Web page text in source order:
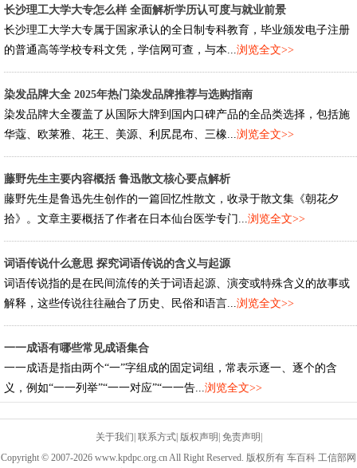
长沙理工大学大专怎么样 全面解析学历认可度与就业前景
长沙理工大学大专属于国家承认的全日制专科教育，毕业颁发电子注册
的普通高等学校专科文凭，学信网可查，与本...浏览全文>>
染发品牌大全 2025年热门染发品牌推荐与选购指南
染发品牌大全覆盖了从国际大牌到国内口碑产品的全品类选择，包括施
华蔻、欧莱雅、花王、美源、利尻昆布、三橡...浏览全文>>
藤野先生主要内容概括 鲁迅散文核心要点解析
藤野先生是鲁迅先生创作的一篇回忆性散文，收录于散文集《朝花夕
拾》。文章主要概括了作者在日本仙台医学专门...浏览全文>>
词语传说什么意思 探究词语传说的含义与起源
词语传说指的是在民间流传的关于词语起源、演变或特殊含义的故事或
解释，这些传说往往融合了历史、民俗和语言...浏览全文>>
一一成语有哪些常见成语集合
一一成语是指由两个“一”字组成的固定词组，常表示逐一、逐个的含
义，例如“一一列举”“一一对应”“一一告...浏览全文>>
关于我们 联系方式| 版权声明 免责声明
Copyright © 2007-2026 www.kpdpc.org.cn All Right Reserved. 版权所有 车百科 工信部网